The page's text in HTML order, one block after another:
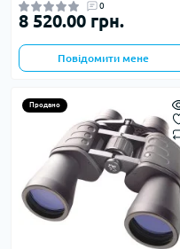
0
8 520.00 грн.
Повідомити мене
Продано